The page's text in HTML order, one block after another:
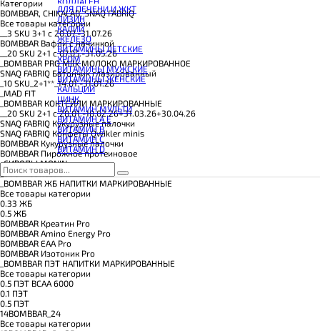
КОЭНЗИМ Q10
КРЕАТИН
ПОЛЕЗНЫЕ ЖИРЫ
ПРОТЕИН
ПРОТЕИНОВОЕ ПЕЧЕНЬЕ
ПРОТЕИНОВЫЕ БАТОНЧИКИ
ПРОТЕИНОВЫЕ КАШИ
ТЕСТОБУСТЕРЫ
ЦИТРУЛЛИН МАЛАТ
ПРЕДТРЕНИРОВОЧНЫЕ КОМПЛЕКСЫ
ЭНЕРГЕТИКИ И ЖИРОСЖИГАТЕЛИ#
ДЛЯ ПЕЧЕНИ И ЖКТ
ЛИЗИН
КАЛИЙ
ЖЕЛЕЗО
ВИТАМИНЫ ДЕТСКИЕ
ХРОМ
ВИТАМИНЫ МУЖСКИЕ
ВИТАМИНЫ ЖЕНСКИЕ
КАЛЬЦИЙ
ЦИНК
ВИТАМИН МУЛЬТИ
ВИТАМИН A E
ВИТАМИН B
ВИТАМИН C
ВИТАМИН D
Категории
BOMBBAR, CHIKALAB, SNAQ FABRIQ
Все товары категории
__3 SKU 3+1 с 20.07.-31.07.26
BOMBBAR Вафли с начинкой
__20 SKU 2+1 с 07.05.-31.05.26
_BOMBBAR PRO Milk МОЛОКО МАРКИРОВАННОЕ
SNAQ FABRIQ Батончик глазированный
_10 SKU_2+1**_14.01.-31.01.26
_MAD FIT
_BOMBBAR КОКТЕЙЛИ МАРКИРОВАННЫЕ
__20 SKU 2+1 с 28.01.-18.02.26+31.03.26+30.04.26
SNAQ FABRIQ Кукурузные палочки
SNAQ FABRIQ Конфеты Qwikler minis
BOMBBAR Кукурузные палочки
BOMBBAR Пирожное протеиновое
_CИРОПЫ MONIN
_Dubai Collection
_BOMBBAR ЖБ НАПИТКИ МАРКИРОВАННЫЕ
Все товары категории
0.33 ЖБ
0.5 ЖБ
BOMBBAR Креатин Pro
BOMBBAR Amino Energy Pro
BOMBBAR EAA Pro
BOMBBAR Изотоник Pro
_BOMBBAR ПЭТ НАПИТКИ МАРКИРОВАННЫЕ
Все товары категории
0.5 ПЭТ ВСАА 6000
0.1 ПЭТ
0.5 ПЭТ
14BOMBBAR_24
Все товары категории